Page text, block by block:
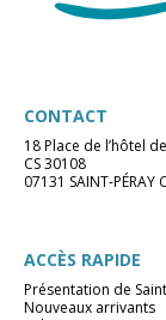
CONTACT
18 Place de l’hôtel
CS 30108
07131 SAINT-PÉRAY
ACCÈS RAPIDE
Présentation de
Nouveaux arrivants